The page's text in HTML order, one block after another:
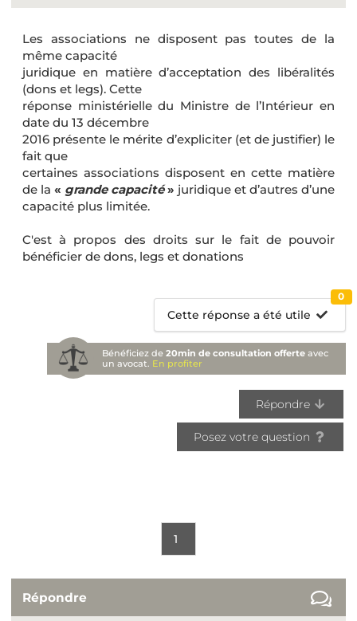
Les associations ne disposent pas toutes de la
même capacité
juridique en matière d’acceptation des libéralités
(dons et legs). Cette
réponse ministérielle du Ministre de l’Intérieur en
date du 13 décembre
2016 présente le mérite d’expliciter (et de justifier) le
fait que
certaines associations disposent en cette matière
de la « grande capacité» juridique et d’autres d’une
capacité plus limitée.
C'est à propos des droits sur le fait de pouvoir
bénéficier de dons, legs et donations
Cette réponse a été utile
0
Bénéficiez de20min de consultation offerte avec
un avocat. En profiter
Répondre
Posez votre question
1
Répondre